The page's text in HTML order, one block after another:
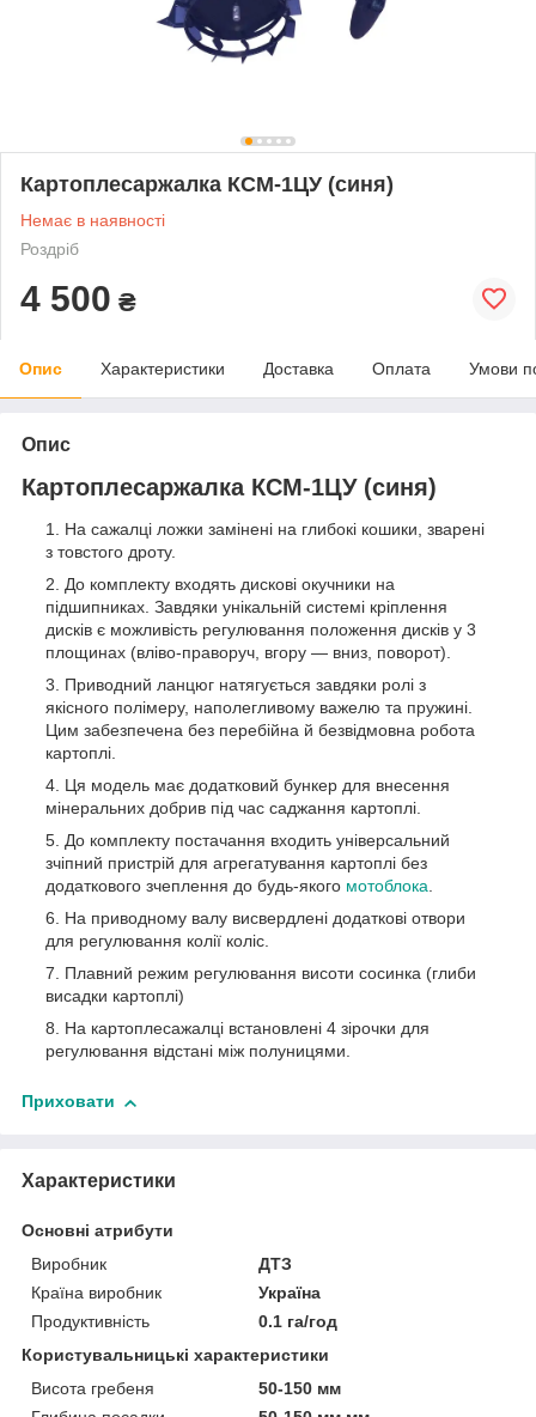
Картоплесаржалка КСМ-1ЦУ (синя)
Немає в наявності
Роздріб
4 500 ₴
Опис Характеристики Доставка Оплата Умови
Опис
Картоплесаржалка КСМ-1ЦУ (синя)
На сажалці ложки замінені на глибокі кошики, зварені
з товстого дроту.
До комплекту входять дискові окучники на
підшипниках. Завдяки унікальній системі кріплення
дисків є можливість регулювання положення дисків у 3
площинах (вліво-праворуч, вгору — вниз, поворот).
Приводний ланцюг натягується завдяки ролі з
якісного полімеру, наполегливому важелю та пружині.
Цим забезпечена без перебійна й безвідмовна робота
картоплі.
Ця модель має додатковий бункер для внесення
мінеральних добрив під час саджання картоплі.
До комплекту постачання входить універсальний
зчіпний пристрій для агрегатування картоплі без
додаткового зчеплення до будь-якого мотоблока.
На приводному валу висвердлені додаткові отвори
для регулювання колії коліс.
Плавний режим регулювання висоти сосинка (глиби
висадки картоплі)
На картоплесажалці встановлені 4 зірочки для
регулювання відстані між полуницями.
Приховати
Характеристики
Основні атрибути
Виробник
ДТЗ
Країна виробник
Україна
Продуктивність
0.1 га/год
Користувальницькі характеристики
Висота гребеня
50-150 мм